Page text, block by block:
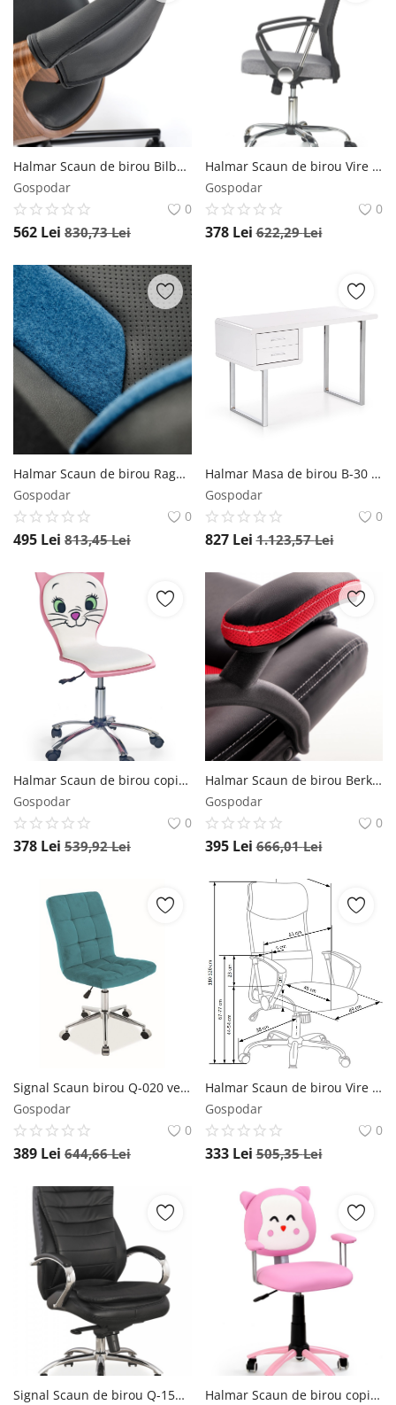
Halmar Scaun de birou Bilbo negru/nuc H82 cm
Gospodar
0
562 Lei 830,73Lei
Halmar Scaun de birou Vire 2 gri
Gospodar
0
378 Lei 622,29Lei
Halmar Scaun de birou Ragnar negru/albastru H121 cm
Gospodar
0
495 Lei 813,45Lei
Halmar Masa de birou B-30 alb – H76 cm
Gospodar
0
827 Lei 1.123,57Lei
Halmar Scaun de birou copii Kitty 2 roz
Gospodar
0
378 Lei 539,92Lei
Halmar Scaun de birou Berkel negru/rosu H117 cm
Gospodar
0
395 Lei 666,01Lei
Signal Scaun birou Q-020 velvet turcoaz Blu85
Gospodar
0
389 Lei 644,66Lei
Halmar Scaun de birou Vire negru albastru
Gospodar
0
333 Lei 505,35Lei
Signal Scaun de birou Q-154 negru piele naturala
Halmar Scaun de birou copii Kitty roz